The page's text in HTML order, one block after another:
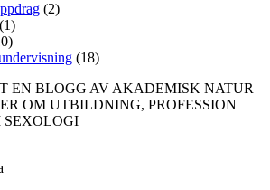
(2)
(1)
(18)
EN BLOGG AV AKADEMISK NATUR
OM UTBILDNING, PROFESSION
SEXOLOGI